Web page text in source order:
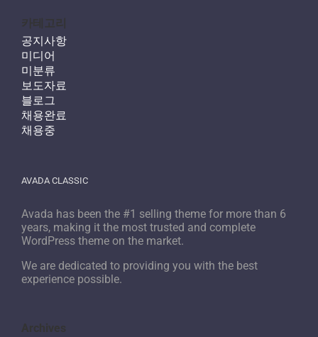
카테고리
공지사항
미디어
미분류
보도자료
블로그
채용완료
채용중
AVADA CLASSIC
Avada has been the #1 selling theme for more than 6
years, making it the most trusted and complete
WordPress theme on the market.
We are dedicated to providing you with the best
experience possible.
Archives